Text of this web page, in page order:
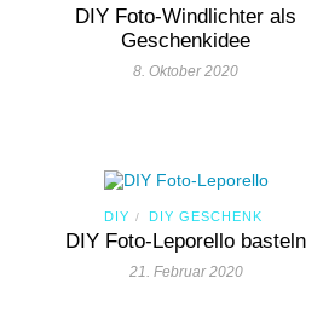
DIY Foto-Windlichter als
Geschenkidee
8. Oktober 2020
DIY / DIY GESCHENK
DIY Foto-Leporello basteln
21. Februar 2020